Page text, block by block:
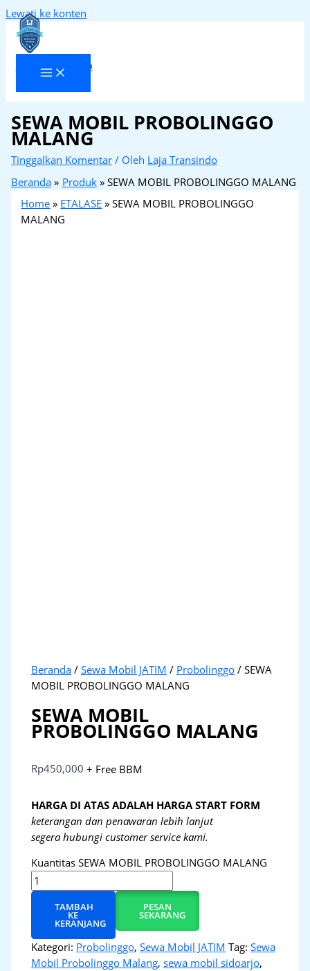
Lewati ke konten
Laja Transindo
SEWA MOBIL PROBOLINGGO
MALANG
Tinggalkan Komentar / Oleh Laja Transindo
Beranda
Produk
SEWA MOBIL PROBOLINGGO MALANG
Home » ETALASE »SEWA MOBIL PROBOLINGGO
MALANG
Beranda /Sewa Mobil JATIM / Probolinggo / SEWA
MOBIL PROBOLINGGO MALANG
SEWA MOBIL
PROBOLINGGO MALANG
Rp450,000 + Free BBM
HARGA DI ATAS ADALAH HARGA START FORM
keterangan dan penawaran lebih lanjut
segera hubungi customer service kami.
Kuantitas SEWA MOBIL PROBOLINGGO MALANG
TAMBAH
KE
KERANJANG
PESAN
SEKARANG
Kategori: Probolinggo,Sewa Mobil JATIM Tag:Sewa
Mobil Probolinggo Malang,sewa mobil sidoarjo,